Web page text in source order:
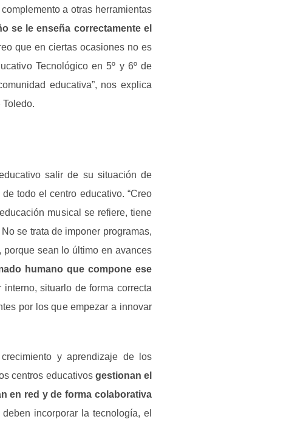
a otras herramientas
se le enseña correctamente el
que en ciertas ocasiones no es
Tecnológico en 5º y 6º de
educativa”, nos explica
salir de su situación de
todo el centro educativo. “Creo
musical se refiere, tiene
se trata de imponer programas,
sean lo último en avances
humano que compone ese
interno, situarlo de forma correcta
por los que empezar a innovar
y aprendizaje de los
centros educativos gestionan el
en red y de forma colaborativa
incorporar la tecnología, el